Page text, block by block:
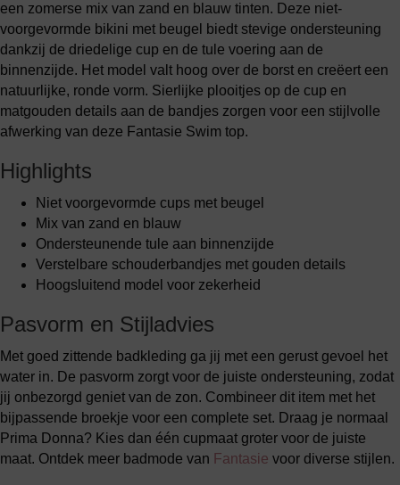
een zomerse mix van zand en blauw tinten. Deze niet-
voorgevormde bikini met beugel biedt stevige ondersteuning
dankzij de driedelige cup en de tule voering aan de
binnenzijde. Het model valt hoog over de borst en creëert een
natuurlijke, ronde vorm. Sierlijke plooitjes op de cup en
matgouden details aan de bandjes zorgen voor een stijlvolle
afwerking van deze Fantasie Swim top.
Highlights
Niet voorgevormde cups met beugel
Mix van zand en blauw
Ondersteunende tule aan binnenzijde
Verstelbare schouderbandjes met gouden details
Hoogsluitend model voor zekerheid
Pasvorm en Stijladvies
Met goed zittende badkleding ga jij met een gerust gevoel het
water in. De pasvorm zorgt voor de juiste ondersteuning, zodat
jij onbezorgd geniet van de zon. Combineer dit item met het
bijpassende broekje voor een complete set. Draag je normaal
Prima Donna? Kies dan één cupmaat groter voor de juiste
maat. Ontdek meer badmode van Fantasie voor diverse stijlen.